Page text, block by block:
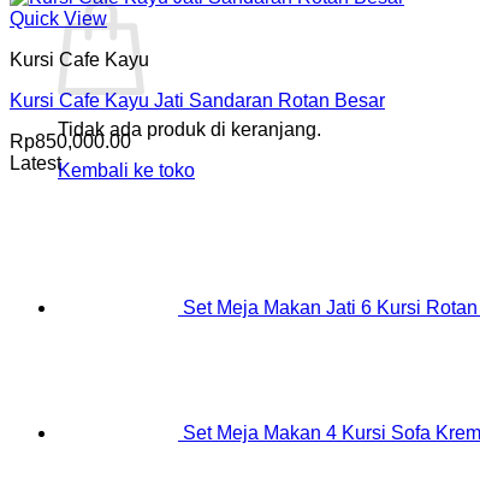
Tidak ada produk di keranjang.
Kembali ke toko
Quick View
Kursi Cafe Kayu
Kursi Cafe Kayu Jati Sandaran Rotan Besar
Rp850,000.00
Latest
Set Meja Makan Jati 6 Kursi
Set Meja Makan 4 Kursi Sofa